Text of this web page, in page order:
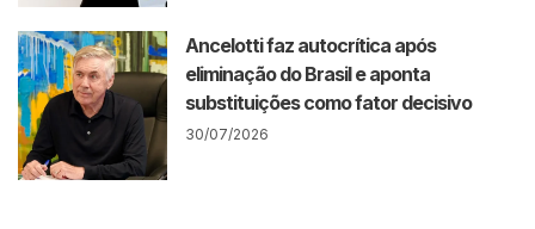
Ancelotti faz autocrítica após
eliminação do Brasil e aponta
substituições como fator decisivo
30/07/2026